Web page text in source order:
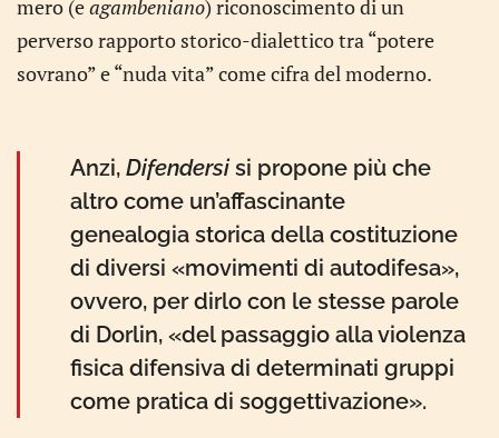
mero (eagambeniano) riconoscimento di un
perverso rapporto storico-dialettico tra “potere
sovrano” e “nuda vita” come cifra del moderno.
Anzi, Difendersisi propone più che
altro come un’affascinante
genealogia storica della costituzione
di diversi «movimenti di autodifesa»,
ovvero, per dirlo con le stesse parole
di Dorlin, «del passaggio alla violenza
fisica difensiva di determinati gruppi
come pratica di soggettivazione».